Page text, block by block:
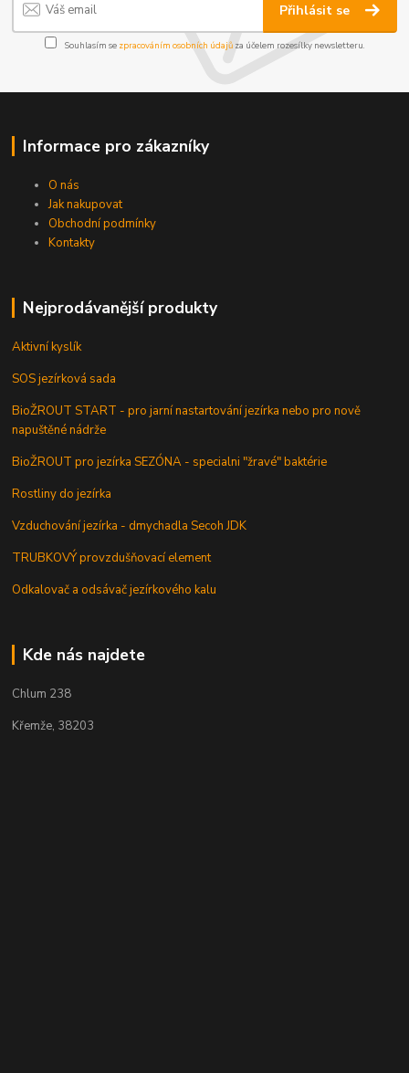
Přihlásit se
Souhlasím se zpracováním osobních údajůza účelem rozesílky newsletteru.
Informace pro zákazníky
O nás
Jak nakupovat
Obchodní podmínky
Kontakty
Nejprodávanější produkty
Aktivní kyslík
SOS jezírková sada
BioŽROUT START - pro jarní nastartování jezírka nebo pro nově
napuštěné nádrže
BioŽROUT pro jezírka SEZÓNA - specialni "žravé" baktérie
Rostliny do jezírka
Vzduchování jezírka - dmychadla Secoh JDK
TRUBKOVÝ provzdušňovací element
Odkalovač a odsávač jezírkového kalu
Kde nás najdete
Chlum 238
Křemže, 38203